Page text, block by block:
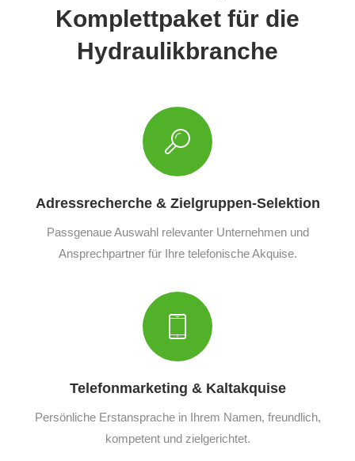
Komplettpaket für die
Hydraulikbranche
Adressrecherche & Zielgruppen-Selektion
Passgenaue Auswahl relevanter Unternehmen und
Ansprechpartner für Ihre telefonische Akquise.
Telefonmarketing & Kaltakquise
Persönliche Erstansprache in Ihrem Namen, freundlich,
kompetent und zielgerichtet.